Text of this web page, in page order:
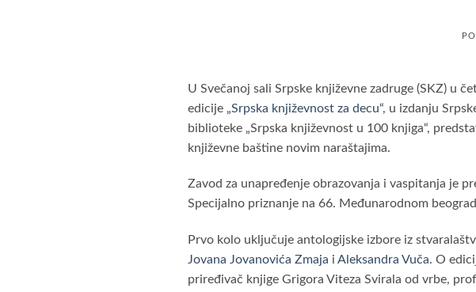
U Svečanoj sali Srpske književne zadruge (SKZ) u
edicije „Srpska književnost za decu“, u izdanju
biblioteke „Srpska književnost u 100 knjiga“,
književne baštine novim naraštajima.
Zavod za unapređenje obrazovanja i vaspitanja je
Specijalno priznanje na 66. Međunarodnom
Prvo kolo uključuje antologijske izbore iz
Jovana Jovanovića Zmaja i Aleksandra Vuča. O
priređivač knjige Grigora Viteza Svirala od vrbe,